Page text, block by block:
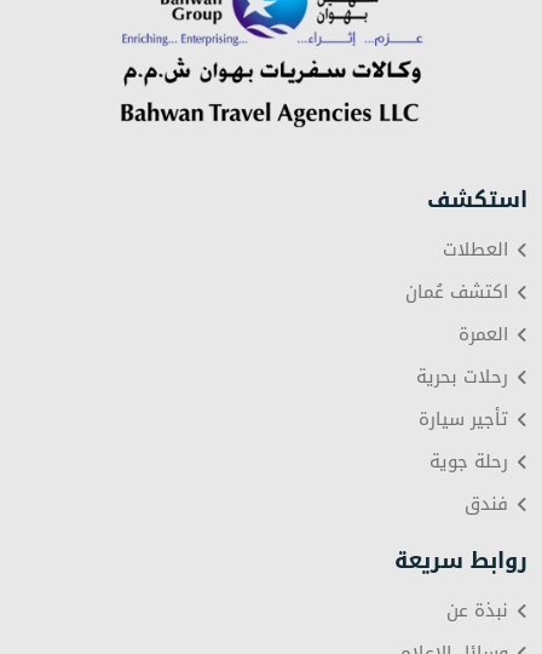
استكشف
العطلات
اكتشف عُمان
العمرة
رحلات بحرية
تأجير سيارة
رحلة جوية
فندق
روابط سريعة
نبذة عن